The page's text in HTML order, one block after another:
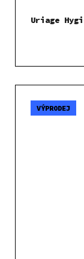
Uriage
VÝPRODEJ